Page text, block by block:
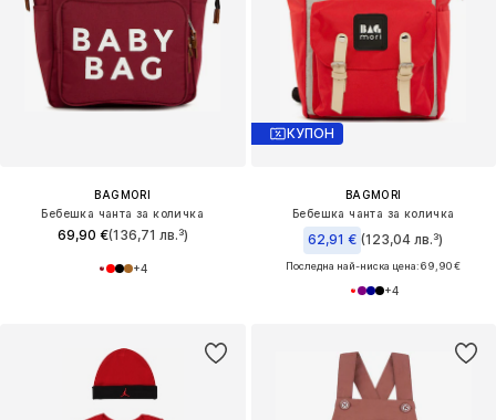
BAGMORI
Бебешка чанта за количка
69,90 €(136,71 лв.³)
+4
КУПОН
BAGMORI
Бебешка чанта за количка
62,91 € (123,04 лв.³)
Последна най-ниска цена:69,90 €
+4